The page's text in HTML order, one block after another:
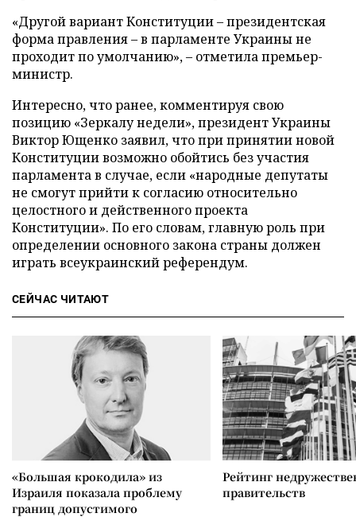
«Другой вариант Конституции – президентская
форма правления – в парламенте Украины не
проходит по умолчанию», – отметила премьер-
министр.
Интересно, что ранее, комментируя свою
позицию «Зеркалу недели», президент Украины
Виктор Ющенко заявил, что при принятии новой
Конституции возможно обойтись без участия
парламента в случае, если «народные депутаты
не смогут прийти к согласию относительно
целостного и действенного проекта
Конституции». По его словам, главную роль при
определении основного закона страны должен
играть всеукраинский референдум.
СЕЙЧАС ЧИТАЮТ
«Большая крокодила» из
Израиля показала проблему
границ допустимого
Рейтинг
правительств